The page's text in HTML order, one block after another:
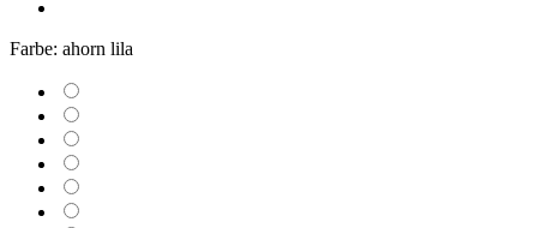
Farbe: ahorn lila